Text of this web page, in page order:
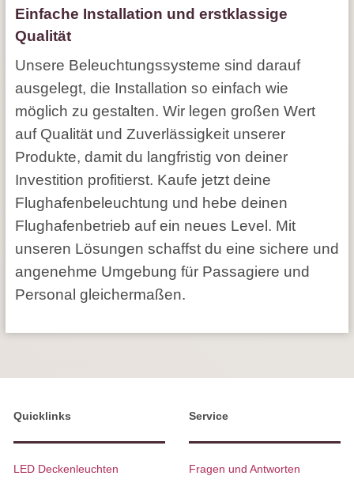
Einfache Installation und erstklassige
Qualität
Unsere Beleuchtungssysteme sind darauf
ausgelegt, die Installation so einfach wie
möglich zu gestalten. Wir legen großen Wert
auf Qualität und Zuverlässigkeit unserer
Produkte, damit du langfristig von deiner
Investition profitierst. Kaufe jetzt deine
Flughafenbeleuchtung und hebe deinen
Flughafenbetrieb auf ein neues Level. Mit
unseren Lösungen schaffst du eine sichere und
angenehme Umgebung für Passagiere und
Personal gleichermaßen.
Quicklinks
LED Deckenleuchten
Service
Fragen und Antworten